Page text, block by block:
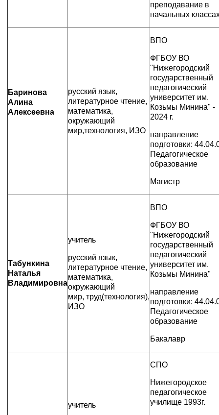
преподавание в
начальных
Баринова
Алина
Алексеевна
русский язык,
литературное чтение,
математика,
окружающий
мир,технология, ИЗО
ВПО
ФГБОУ ВО
"Нижегородский
государственный
педагогический
университет им.
Козьмы Минина" -
2024 г.
направление
подготовки:
Педагогическое
образование
Магистр
Табункина
Наталья
Владимировна
учитель
русский язык,
литературное чтение,
математика,
окружающий
мир, труд(технология),
ИЗО
ВПО
ФГБОУ ВО
"Нижегородский
государственный
педагогический
университет им.
Козьмы Минина"
направление
подготовки:
Педагогическое
образование
Бакалавр
учитель
СПО
Нижегородское
педагогическое
училище 1993г.